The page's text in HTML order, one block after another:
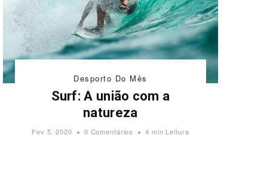
Desporto Do Mês
Surf: A união com a
natureza
Fev 5, 2020 0 Comentários 4 min Leitura